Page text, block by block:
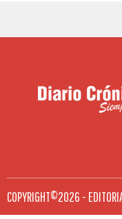
COPYRIGHT©2026 -